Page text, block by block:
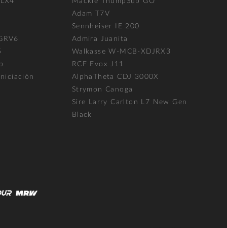
Adam T7V
Sennheiser IE 200
Admira Juanita
Walkasse W-MCB-XDJRX3
RCF Evox J11
AlphaTheta CDJ 3000X
Strymon Canoga
Sire Larry Carlton L7 New Gen
Black